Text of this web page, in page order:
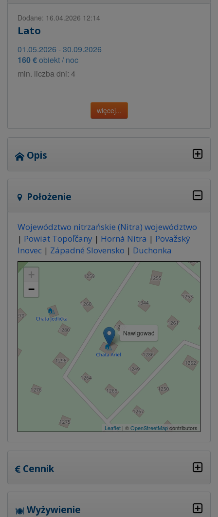
Dodane: 16.04.2026 12:14
Lato
01.05.2026 - 30.09.2026
160 €obiekt / noc
min. liczba dni: 4
więcej...
Opis
Położenie
Województwo nitrzańskie (Nitra) województwo
| Powiat Topoľčany | Horná Nitra | Považský
Inovec | Západné Slovensko | Duchonka
Nawigować
+
−
Leaflet | ©OpenStreetMapcontributors
Cennik
Wyżywienie